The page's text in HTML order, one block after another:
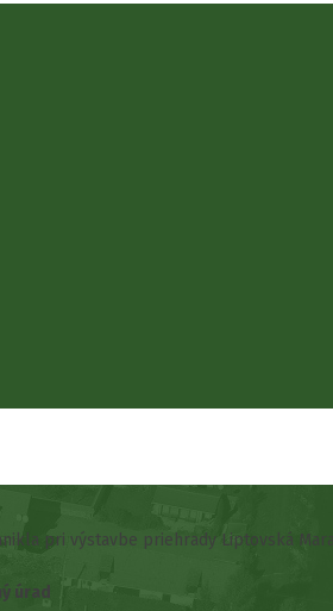
pri výstavbe priehrady Liptovská Mara.
úrad